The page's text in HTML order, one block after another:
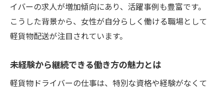
イバーの求人が増加傾向にあり、活躍事例も豊富です。
こうした背景から、女性が自分らしく働ける職場として
軽貨物配送が注目されています。
未経験から継続できる働き方の魅力とは
軽貨物ドライバーの仕事は、特別な資格や経験がなくて